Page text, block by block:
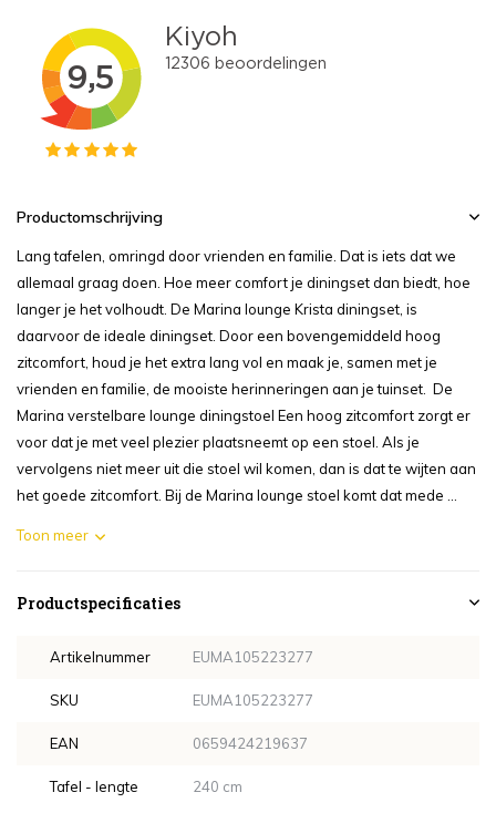
Productomschrijving
Lang tafelen, omringd door vrienden en familie. Dat is iets dat we
allemaal graag doen. Hoe meer comfort je diningset dan biedt, hoe
langer je het volhoudt. De Marina lounge Krista diningset, is
daarvoor de ideale diningset. Door een bovengemiddeld hoog
zitcomfort, houd je het extra lang vol en maak je, samen met je
vrienden en familie, de mooiste herinneringen aan je tuinset. De
Marina verstelbare lounge diningstoel Een hoog zitcomfort zorgt er
voor dat je met veel plezier plaatsneemt op een stoel. Als je
vervolgens niet meer uit die stoel wil komen, dan is dat te wijten aan
het goede zitcomfort. Bij de Marina lounge stoel komt dat mede ...
Toon meer
Productspecificaties
Artikelnummer EUMA105223277
SKU EUMA105223277
EAN 0659424219637
Tafel - lengte 240 cm